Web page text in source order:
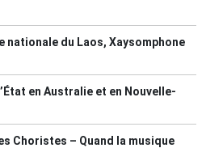
nationale du Laos, Xaysomphone
en Australie et en Nouvelle-
Choristes – Quand la musique